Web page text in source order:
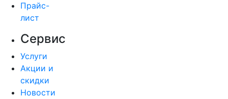
Прайс-
лист
Сервис
Услуги
Акции и
скидки
Новости